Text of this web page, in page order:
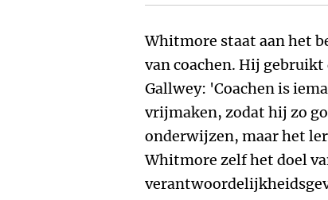
Whitmore staat aan het
van coachen. Hij
Gallwey: 'Coachen is
vrijmaken, zodat hij zo
onderwijzen, maar het
Whitmore zelf het doel